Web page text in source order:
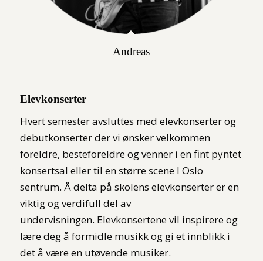
Andreas
Elevkonserter
Hvert semester avsluttes med elevkonserter og
debutkonserter der vi ønsker velkommen
foreldre, besteforeldre og venner i en fint pyntet
konsertsal eller til en større scene I Oslo
sentrum. Å delta på skolens elevkonserter er en
viktig og verdifull del av
undervisningen. Elevkonsertene vil inspirere og
lære deg å formidle musikk og gi et innblikk i
det å være en utøvende musiker.